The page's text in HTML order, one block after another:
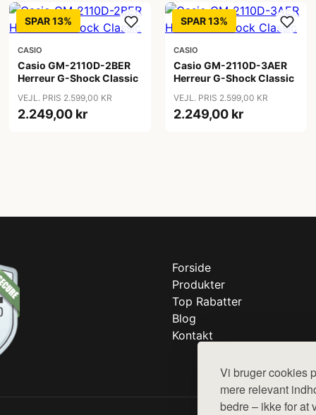
Vi bruger cookies
mere relevant
bedre – ikke for
SPAR 13%
CASIO
Casio GM-2110D-2BER
Herreur G-Shock Classic
VEJL. PRIS 2.599,00 KR
2.249,00 kr
SPAR 13%
CASIO
Casio GM-2110D-3AER
Herreur G-Shock Classic
VEJL. PRIS 2.599,00 KR
2.249,00 kr
Forside
Produkter
Top Rabatter
Blog
Kontakt